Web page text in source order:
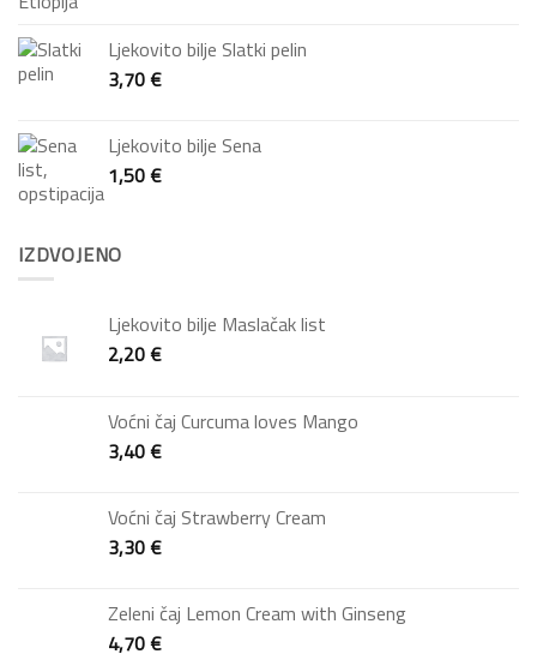
Ljekovito bilje Slatki pelin
3,70€
Ljekovito bilje Sena
1,50€
IZDVOJENO
Ljekovito bilje Maslačak list
2,20€
Voćni čaj Curcuma loves Mango
3,40€
Voćni čaj Strawberry Cream
3,30€
Zeleni čaj Lemon Cream with Ginseng
4,70€